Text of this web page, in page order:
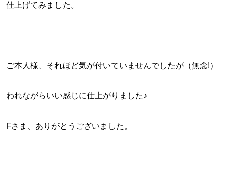
仕上げてみました。
ご本人様、それほど気が付いていませんでしたが（無念!）
われながらいい感じに仕上がりました♪
Fさま、ありがとうございました。